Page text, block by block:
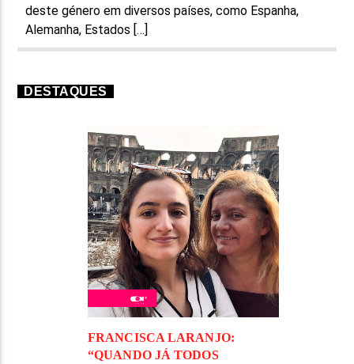
deste género em diversos países, como Espanha,
Alemanha, Estados […]
DESTAQUES
FRANCISCA LARANJO:
“QUANDO JÁ TODOS